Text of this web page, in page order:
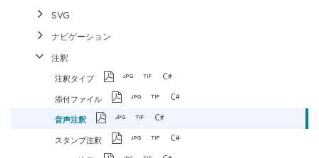
SVG
ナビゲーション
注釈
注釈タイプ
添付ファイル
音声注釈
スタンプ注釈